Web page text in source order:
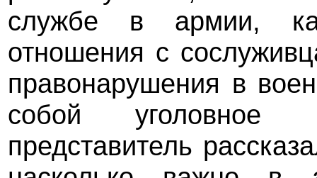
службе в армии,
отношения с
правонарушения в
собой уголовное
представитель